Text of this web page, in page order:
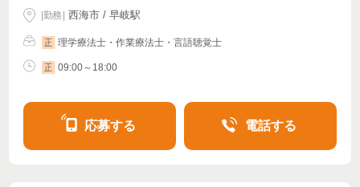
|勤務 西海市 / 早岐駅
正 理学療法士・作業療法士・言語聴覚士
正 09:00～18:00
応募する 電話する